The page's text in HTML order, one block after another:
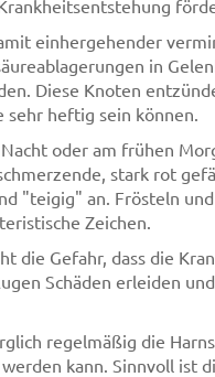
einhergehender
in
Diese Knoten
sehr heftig sein können.
oder am frühen
stark rot
"teigig" an. Frösteln
Zeichen.
die Gefahr, dass die
Schäden erleiden
regelmäßig die
kann. Sinnvoll ist